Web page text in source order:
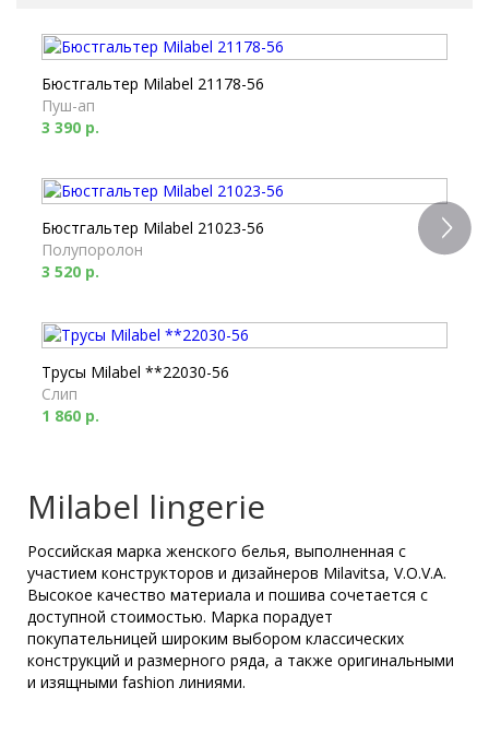
Бюстгальтер Milabel 21178-56
Пуш-ап
3 390 р.
Бюстгальтер Milabel 21023-56
Полупоролон
3 520 р.
Трусы Milabel **22030-56
Слип
1 860 р.
Трусы Milabel **22033-56
1 830 р.
Milabel lingerie
Российская марка женского белья, выполненная с
участием конструкторов и дизайнеров Milavitsa, V.O.V.A.
Высокое качество материала и пошива сочетается с
доступной стоимостью. Марка порадует
покупательницей широким выбором классических
конструкций и размерного ряда, а также оригинальными
и изящными fashion линиями.